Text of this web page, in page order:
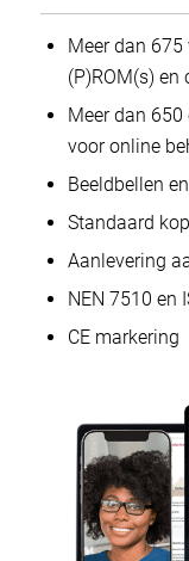
Meer dan
(P)ROM(s) en
Meer dan
voor online
Beeldbellen
Standaard
Aanlevering
NEN 7510 en
CE markering